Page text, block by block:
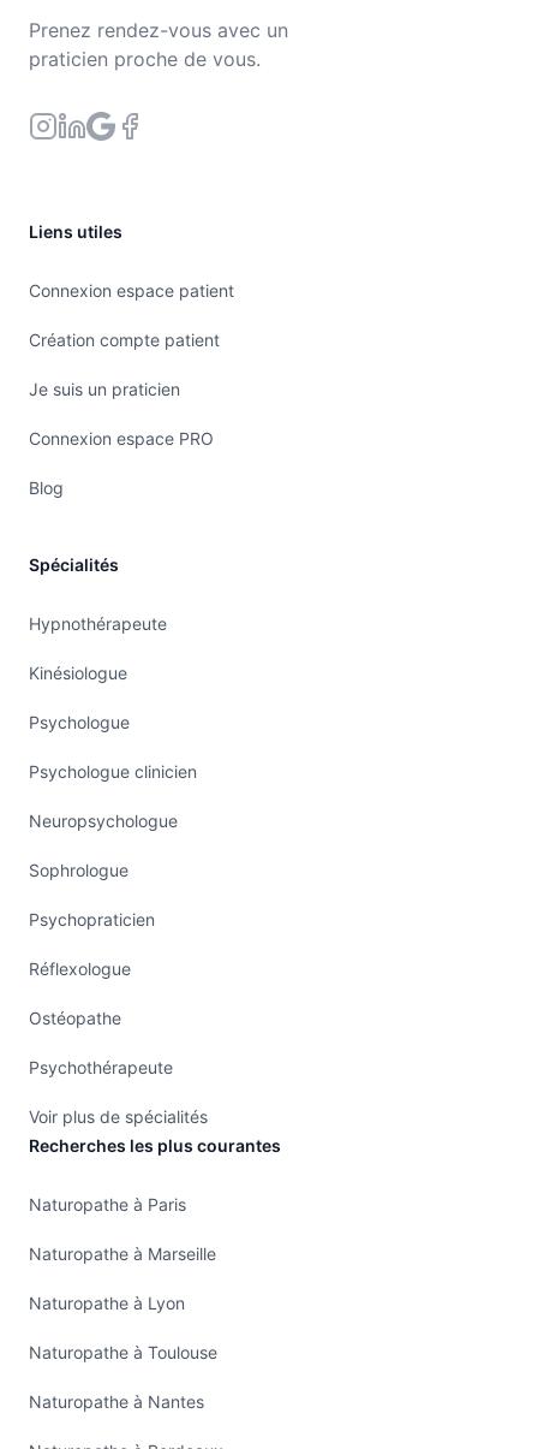
Prenez rendez-vous avec un
praticien proche de vous.
Liens utiles
Connexion espace patient
Création compte patient
Je suis un praticien
Connexion espace PRO
Blog
Spécialités
Hypnothérapeute
Kinésiologue
Psychologue
Psychologue clinicien
Neuropsychologue
Sophrologue
Psychopraticien
Réflexologue
Ostéopathe
Psychothérapeute
Voir plus de spécialités
Recherches les plus courantes
Naturopathe à Paris
Naturopathe à Marseille
Naturopathe à Lyon
Naturopathe à Toulouse
Naturopathe à Nantes